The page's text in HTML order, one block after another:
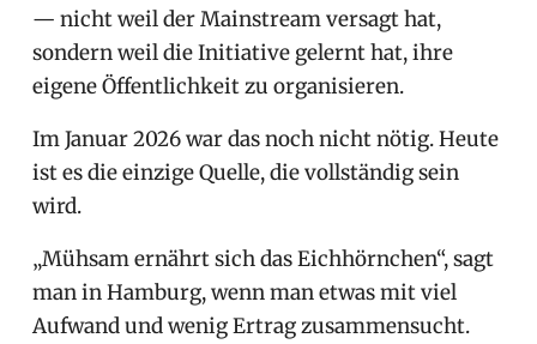
— nicht weil der Mainstream versagt hat,
sondern weil die Initiative gelernt hat, ihre
eigene Öffentlichkeit zu organisieren.
Im Januar 2026 war das noch nicht nötig. Heute
ist es die einzige Quelle, die vollständig sein
wird.
„Mühsam ernährt sich das Eichhörnchen“, sagt
man in Hamburg, wenn man etwas mit viel
Aufwand und wenig Ertrag zusammensucht.